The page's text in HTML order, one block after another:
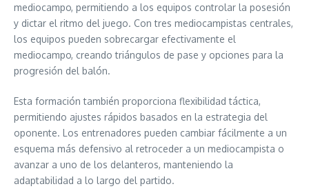
mediocampo, permitiendo a los equipos controlar la posesión
y dictar el ritmo del juego. Con tres mediocampistas centrales,
los equipos pueden sobrecargar efectivamente el
mediocampo, creando triángulos de pase y opciones para la
progresión del balón.
Esta formación también proporciona flexibilidad táctica,
permitiendo ajustes rápidos basados en la estrategia del
oponente. Los entrenadores pueden cambiar fácilmente a un
esquema más defensivo al retroceder a un mediocampista o
avanzar a uno de los delanteros, manteniendo la
adaptabilidad a lo largo del partido.